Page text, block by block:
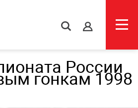
s
России
гонкам 1998